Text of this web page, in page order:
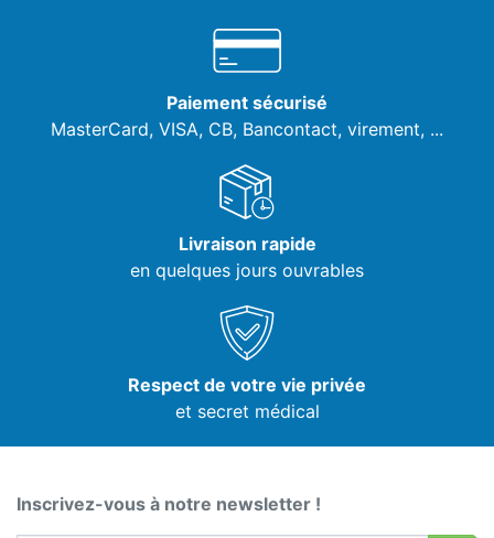
Paiement sécurisé
MasterCard, VISA, CB, Bancontact, virement, ...
Livraison rapide
en quelques jours ouvrables
Respect de votre vie privée
et secret médical
Inscrivez-vous à notre newsletter !